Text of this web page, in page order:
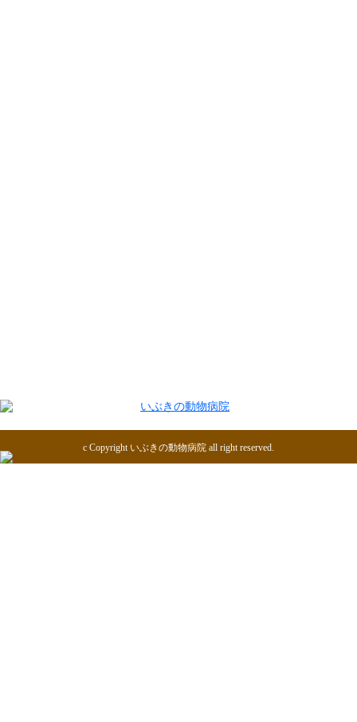
c Copyright いぶきの動物病院 all right reserved.